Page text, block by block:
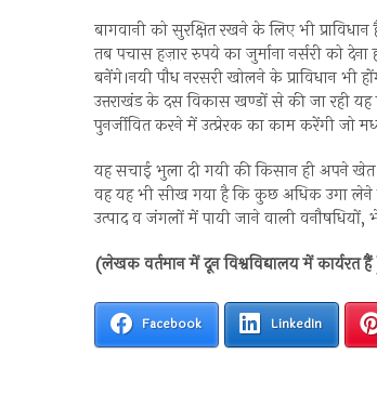
बागवानी को सुरक्षित रखने के लिए भी
तब पचास हज़ार रुपये का जुर्माना नर्सरी को
बनेंगे।नयी पौध नरसरी खोलने के प्राविधान भी
उत्तराखंड के दस विकास खण्डों से की जा रही
पुनर्जीवित करने में उत्प्रेरक का काम करेंगी जो
यह सचाई भुला दी गयी की किसान ही अपने
वह यह भी सीख गया है कि कुछ अधिक उगा लेने
उत्पाद व जंगलों में पायी जाने वाली
(लेखक वर्तमान में दून विश्वविद्यालय में कार्यरत
Facebook LinkedIn